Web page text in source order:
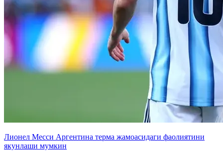
Лионел Месси Аргентина терма жамоасидаги фаолиятини
якунлаши мумкин